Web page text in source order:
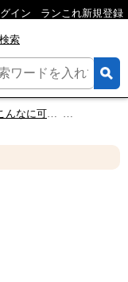
イン ランこれ新規登録
索
人気キャラクターランキング